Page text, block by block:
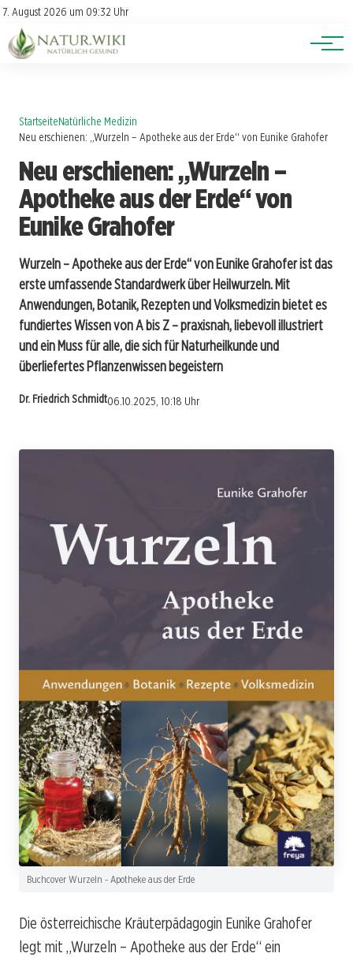
7. August 2026 um 09:32 Uhr
Account
Newsletter
Lexikon
Themen
StartseiteNatürliche Medizin
Neu erschienen: „Wurzeln – Apotheke aus der Erde“ von Eunike Grahofer
Neu erschienen: „Wurzeln –
Apotheke aus der Erde“ von
Eunike Grahofer
Wurzeln – Apotheke aus der Erde“ von Eunike Grahofer ist das
erste umfassende Standardwerk über Heilwurzeln. Mit
Anwendungen, Botanik, Rezepten und Volksmedizin bietet es
fundiertes Wissen von A bis Z – praxisnah, liebevoll illustriert
und ein Muss für alle, die sich für Naturheilkunde und
überliefertes Pflanzenwissen begeistern
Dr. Friedrich Schmidt06.10.2025, 10:18 Uhr
Buchcover Wurzeln - Apotheke aus der Erde
Die österreichische Kräuterpädagogin Eunike Grahofer
legt mit „Wurzeln – Apotheke aus der Erde“ ein